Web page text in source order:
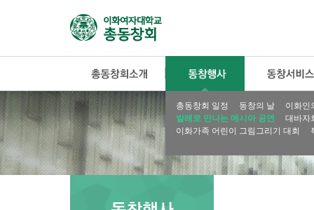
총동창회 일정 동창의 날
이화인
발레로 만나는 메시아 공연
대바자
이화가족 어린이 그림그리기 대회